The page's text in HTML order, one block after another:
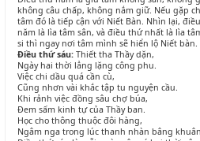
không câu chấp, không nắm giữ. Nếu gặp
tâm đó là tiếp cận với Niết Bàn. Nhìn lại,
năm là lìa tâm sân, và điều thứ nhất là lìa
si thì ngay nơi tâm mình sẽ hiển lộ Niết bàn.
Điều thứ sáu: Thiết tha Thầy dặn,
Ngày hai thời lẳng lặng công phu.
Việc chi dầu quá cần cù,
Cũng nhơn vài khắc tập tu nguyện cầu.
Khi rảnh việc đồng sâu chợ búa,
Đem sấm kinh tự của Thầy ban.
Học cho thông thuộc đôi hàng,
Ngâm nga trong lúc thanh nhàn bâng